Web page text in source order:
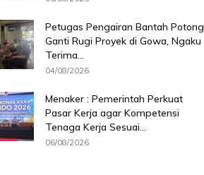
Petugas Pengairan Bantah Potong
Ganti Rugi Proyek di Gowa, Ngaku
Terima...
04/08/2026
Menaker : Pemerintah Perkuat
Pasar Kerja agar Kompetensi
Tenaga Kerja Sesuai...
06/08/2026